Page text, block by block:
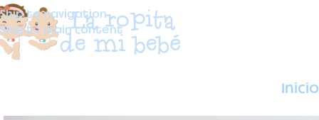
Skip to navigation
Skip to main content
Inicio